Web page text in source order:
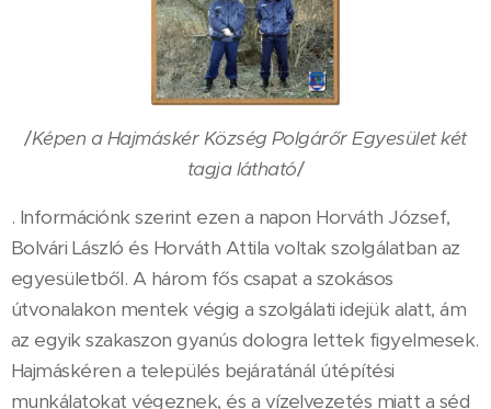
/Képen a Hajmáskér Község Polgárőr Egyesület két
tagja látható/
. Információnk szerint ezen a napon Horváth József,
Bolvári László és Horváth Attila voltak szolgálatban az
egyesületből. A három fős csapat a szokásos
útvonalakon mentek végig a szolgálati idejük alatt, ám
az egyik szakaszon gyanús dologra lettek figyelmesek.
Hajmáskéren a település bejáratánál útépítési
munkálatokat végeznek, és a vízelvezetés miatt a séd